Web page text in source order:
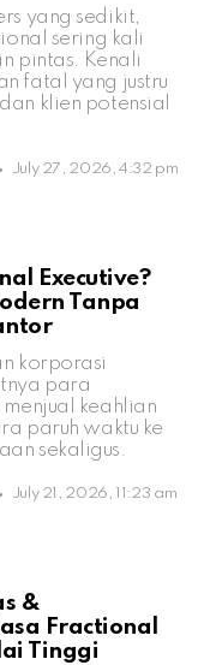
yang sedikit,
sering kali
pintas. Kenali
fatal yang justru
klien potensial
July 27, 2026, 4:32 pm
Executive?
Tanpa
korporasi
para
keahlian
paruh waktu ke
sekaligus.
July 21, 2026, 11:23 am
&
Fractional
Tinggi